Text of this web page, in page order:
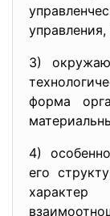
3)
форма
4)
его